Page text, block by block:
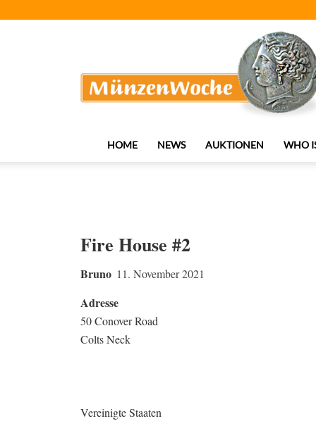
HOME NEWS AUKTIONEN WHO
Fire House #2
Bruno 11. November 2021
Adresse
50 Conover Road
Colts Neck
Vereinigte Staaten